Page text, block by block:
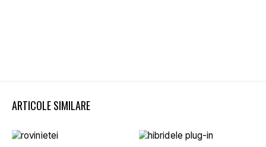
ARTICOLE SIMILARE